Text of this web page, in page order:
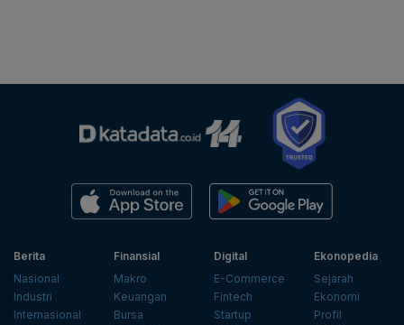
Berita
Nasional
Industri
Internasional
Finansial
Makro
Keuangan
Bursa
Digital
E-Commerce
Fintech
Startup
Ekonopedia
Sejarah
Ekonomi
Profil